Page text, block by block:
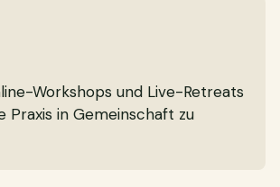
Workshops und Live-Retreats
Praxis in Gemeinschaft zu